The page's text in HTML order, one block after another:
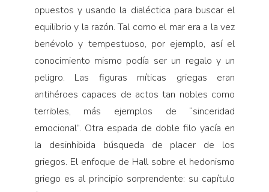
opuestos y usando la dialéctica para buscar el
equilibrio y la razón. Tal como el mar era a la vez
benévolo y tempestuoso, por ejemplo, así el
conocimiento mismo podía ser un regalo y un
peligro. Las figuras míticas griegas eran
antihéroes capaces de actos tan nobles como
terribles, más ejemplos de “sinceridad
emocional”. Otra espada de doble filo yacía en
la desinhibida búsqueda de placer de los
griegos. El enfoque de Hall sobre el hedonismo
griego es al principio sorprendente: su capítulo